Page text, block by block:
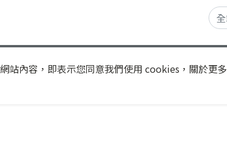
站內容，即表示您同意我們使用 cookies，關於更多